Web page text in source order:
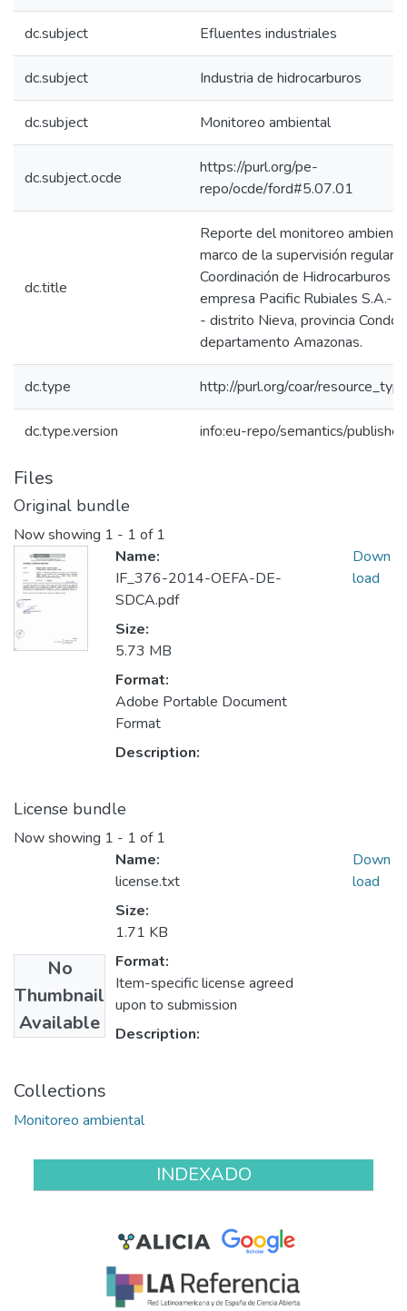
dc.subject Efluentes industriales
dc.subject Industria de hidrocarburos
dc.subject Monitoreo ambiental
dc.subject.ocde
https://purl.org/pe-
repo/ocde/ford#5.07.01
dc.title
Reporte del monitoreo
marco de la supervisión regular
Coordinación de Hidrocarburos
empresa Pacific Rubiales S.A.-
- distrito Nieva, provincia
departamento Amazonas.
dc.type http://purl.org/coar/
dc.type.version info:eu-repo/semantics/
Files
Original bundle
Now showing 1 - 1 of 1
Name:
IF_376-2014-OEFA-DE-
SDCA.pdf
Size:
5.73 MB
Format:
Adobe Portable Document
Format
Description:
Down
load
License bundle
Now showing 1 - 1 of 1
No
Thumbnail
Available
Name:
license.txt
Size:
1.71 KB
Format:
Item-specific license agreed
upon to submission
Description:
Down
load
Collections
Monitoreo ambiental
INDEXADO